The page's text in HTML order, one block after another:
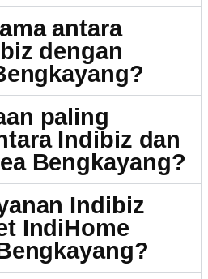
antara
dengan
paling
Indibiz dan
Bengkayang?
Indibiz
IndiHome